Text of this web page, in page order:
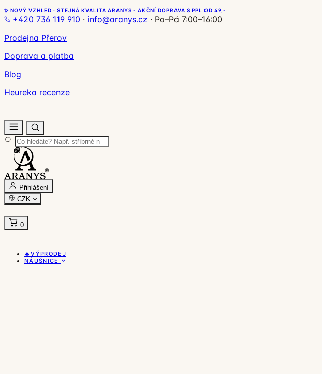
✨ NOVÝ VZHLED · STEJNÁ KVALITA ARANYS - AKČNÍ DOPRAVA S PPL OD 49,-
+420 736 119 910 · info@aranys.cz · Po–Pá 7:00–16:00
Prodejna Přerov
Doprava a platba
Blog
Heureka recenze
Přihlášení
CZK
0
🔥VÝPRODEJ
NÁUŠNICE